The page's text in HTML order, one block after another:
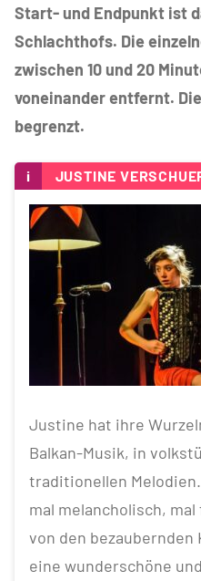
Start- und Endpunkt ist
Schlachthofs. Die
zwischen 10 und 20
voneinander entfernt.
begrenzt.
i JUSTINE
Justine hat ihre
Balkan-Musik, in
traditionellen
mal melancholisch,
von den
eine wunderschöne